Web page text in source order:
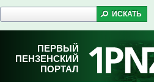
ПЕРВЫЙ
ПЕНЗЕНСКИЙ
ПОРТАЛ